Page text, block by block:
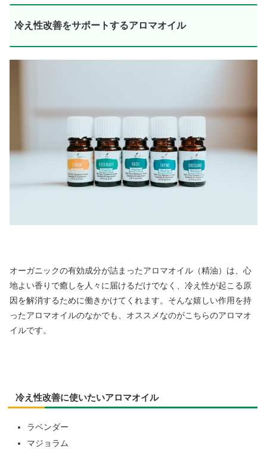
冷え性改善をサポートするアロマオイル
オーガニックの有効成分が詰まったアロマオイル（精油）は、心
地よい香りで癒しを人々に届けるだけでなく、冷え性が起こる原
因を解消するために働きかけてくれます。そんな嬉しい作用を持
ったアロマオイルのなかでも、オススメなのがこちらのアロマオ
イルです。
冷え性改善に使いたいアロマオイル
ラベンダー
マジョラム